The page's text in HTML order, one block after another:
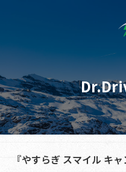
『やすらぎ スマイル キャ